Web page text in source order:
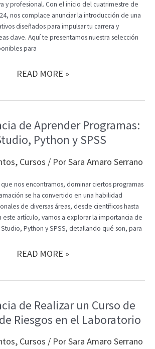
y profesional. Con el inicio del cuatrimestre de
nos complace anunciar la introducción de una
diseñados para impulsar tu carrera y
clave. Aquí te presentamos nuestra selección
para
DESCUBRE
DE
EVENTEX
ESTE
READ MORE »
de Aprender Programas:
Python y SPSS
, Cursos / PorSara Amaro Serrano
nos encontramos, dominar ciertos programas
se ha convertido en una habilidad
de diversas áreas, desde científicos hasta
este artículo, vamos a explorar la importancia de
Python y SPSS, detallando qué son, para
LA
LATEX,
R,
STUDIO,
READ MORE »
de Realizar un Curso de
Riesgos en el Laboratorio
, Cursos / PorSara Amaro Serrano